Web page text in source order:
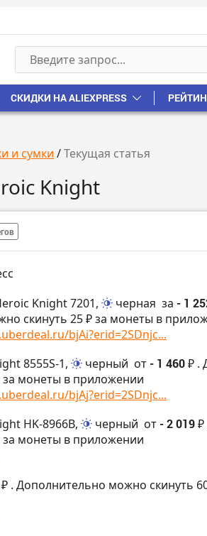
СКИДКИ НА ALIEXPRESS
и сумки /Текущая статья
Knight
Knight 7201,
черная за - 1
скинуть 25 ₽ за монеты в
bjAi?erid=2SDnjc...
8555S-1,
черный от- 1 460 ₽ .
монеты в приложении
bjAj?erid=2SDnjc...
HK-8966B,
черный от- 2 019 ₽
монеты в приложении
. Дополнительно можно скинуть